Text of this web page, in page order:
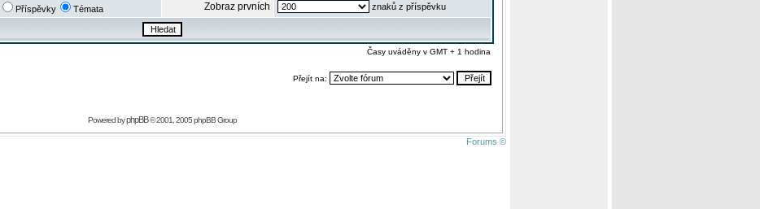
Příspěvky Témata Zobraz prvních znaků z příspěvku
Časy uváděny v GMT + 1 hodina
Přejít na:
Powered byphpBB© 2001, 2005 phpBB Group
Forums ©